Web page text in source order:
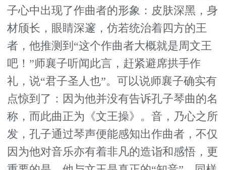
子心中出现了作曲者的形象：皮肤深黑，身
材颀长，眼睛深邃，仿若统治着四方的王
者，他推测到“这个作曲者大概就是周文王
吧！”师襄子听闻此言，赶紧避席拱手作
礼，说“君子圣人也”。可以说师襄子确实有
点惊到了：因为他并没有告诉孔子琴曲的名
称，而此曲正为《文王操》。音，乃心之所
发，孔子通过琴声便能感知出作曲者，不仅
因为他对音乐亦有着非凡的造诣和感悟，更